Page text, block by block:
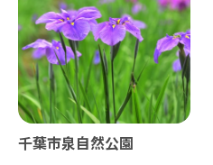
千葉市泉自然公園